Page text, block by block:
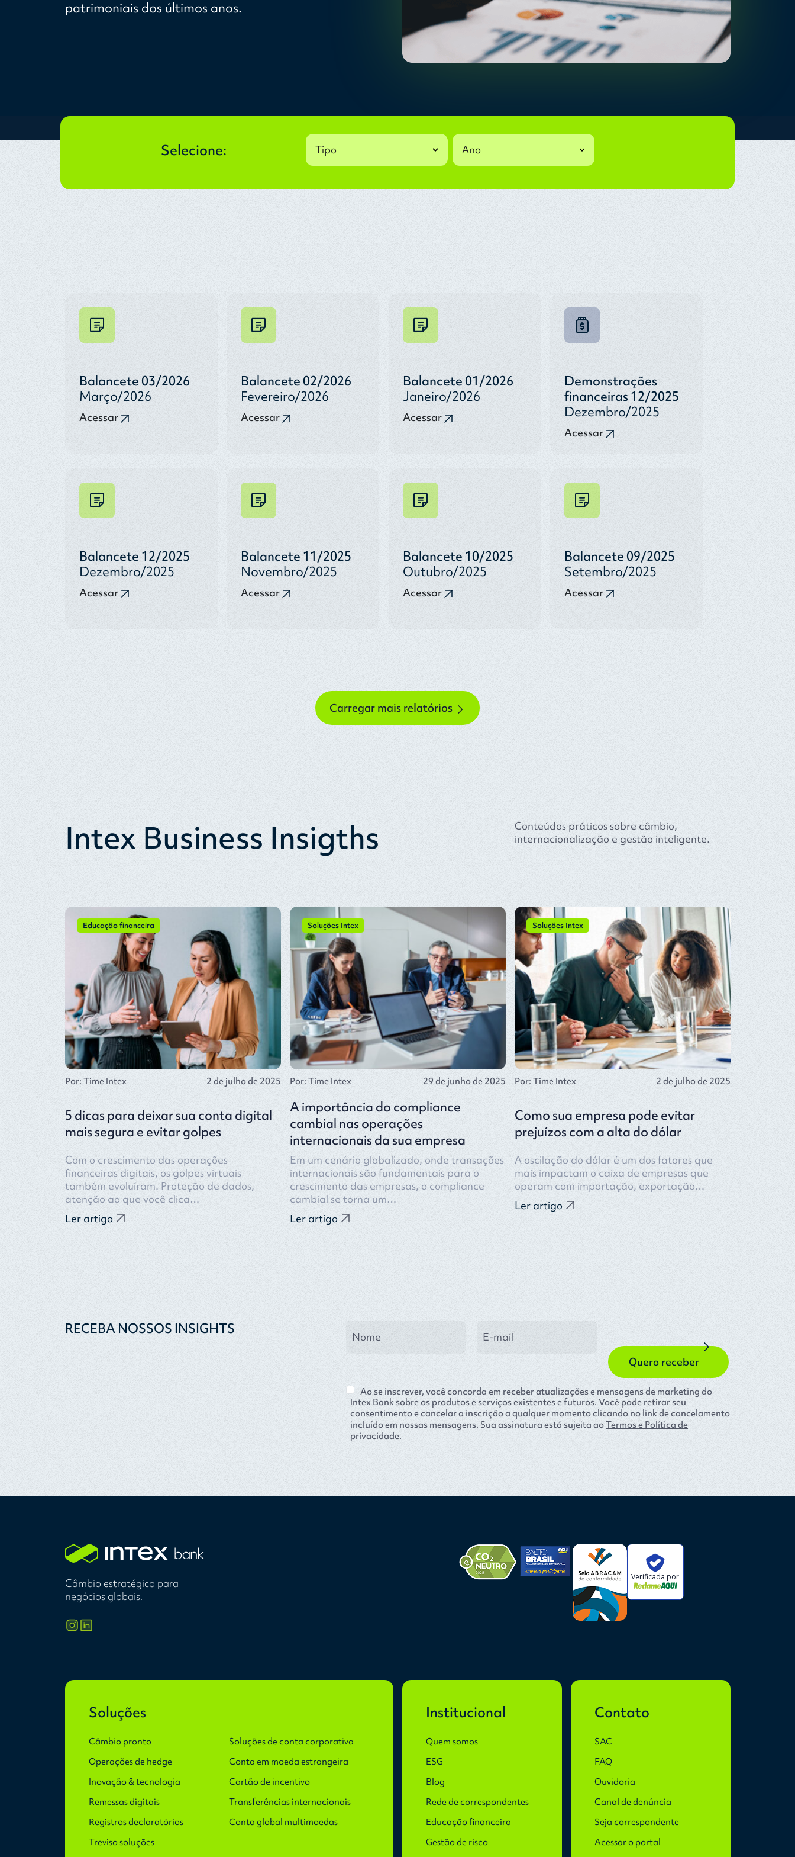
patrimoniais dos últimos anos.
Selecione:
Balancete 03/2026
Março/2026
Acessar
Balancete 02/2026
Fevereiro/2026
Acessar
Balancete 01/2026
Janeiro/2026
Acessar
Demonstrações
financeiras 12/2025
Dezembro/2025
Acessar
Balancete 12/2025
Dezembro/2025
Acessar
Balancete 11/2025
Novembro/2025
Acessar
Balancete 10/2025
Outubro/2025
Acessar
Balancete 09/2025
Setembro/2025
Acessar
Carregar mais relatórios
Intex Business Insigths
Conteúdos práticos sobre câmbio,
internacionalização e gestão inteligente.
Educação financeira
Por: Time Intex 2 de julho de 2025
5 dicas para deixar sua conta digital
mais segura e evitar golpes
Com o crescimento das operações
financeiras digitais, os golpes virtuais
também evoluíram. Proteção de dados,
atenção ao que você clica…
Ler artigo
Soluções Intex
Por: Time Intex 29 de junho de 2025
A importância do compliance
cambial nas operações
internacionais da sua empresa
Em um cenário globalizado, onde transações
internacionais são fundamentais para o
crescimento das empresas, o compliance
cambial se torna um…
Ler artigo
Soluções Intex
Por: Time Intex 2 de julho de 2025
Como sua empresa pode evitar
prejuízos com a alta do dólar
A oscilação do dólar é um dos fatores que
mais impactam o caixa de empresas que
operam com importação, exportação…
Ler artigo
RECEBA NOSSOS INSIGHTS
Ao se inscrever, você concorda em receber atualizações e mensagens de marketing do
Intex Bank sobre os produtos e serviços existentes e futuros. Você pode retirar seu
consentimento e cancelar a inscrição a qualquer momento clicando no link de cancelamento
incluído em nossas mensagens. Sua assinatura está sujeita aoTermos e Política de
privacidade.
Câmbio estratégico para
negócios globais.
Verificada por
Soluções
Câmbio pronto
Soluções de conta corporativa
Operações de hedge
Conta em moeda estrangeira
Inovação & tecnologia
Cartão de incentivo
Remessas digitais
Transferências internacionais
Registros declaratórios
Conta global multimoedas
Treviso soluções
Institucional
Quem somos
ESG
Blog
Rede de correspondentes
Educação financeira
Gestão de risco
Contato
SAC
FAQ
Ouvidoria
Canal de denúncia
Seja correspondente
Acessar o portal